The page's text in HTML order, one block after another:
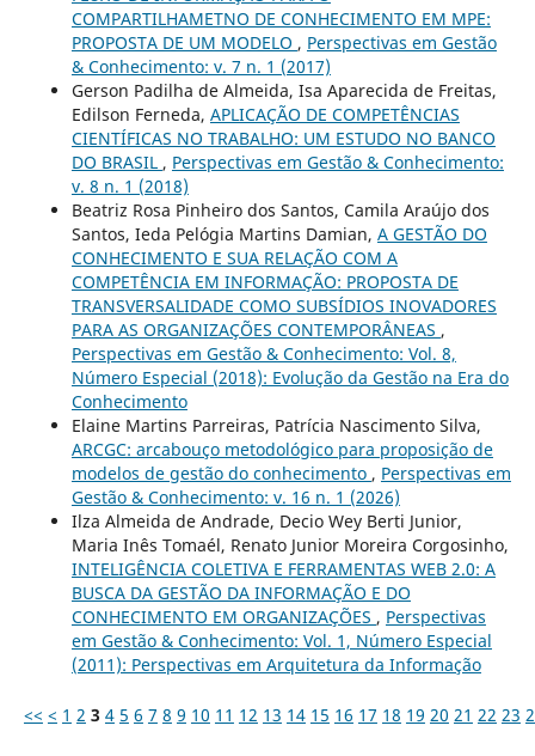
COMPARTILHAMETNO DE CONHECIMENTO EM MPE:
PROPOSTA DE UM MODELO , Perspectivas em Gestão
& Conhecimento: v. 7 n. 1 (2017)
Gerson Padilha de Almeida, Isa Aparecida de Freitas,
Edilson Ferneda, APLICAÇÃO DE COMPETÊNCIAS
CIENTÍFICAS NO TRABALHO: UM ESTUDO NO BANCO
DO BRASIL , Perspectivas em Gestão & Conhecimento:
v. 8 n. 1 (2018)
Beatriz Rosa Pinheiro dos Santos, Camila Araújo dos
Santos, Ieda Pelógia Martins Damian, A GESTÃO DO
CONHECIMENTO E SUA RELAÇÃO COM A
COMPETÊNCIA EM INFORMAÇÃO: PROPOSTA DE
TRANSVERSALIDADE COMO SUBSÍDIOS INOVADORES
PARA AS ORGANIZAÇÕES CONTEMPORÂNEAS ,
Perspectivas em Gestão & Conhecimento: Vol. 8,
Número Especial (2018): Evolução da Gestão na Era do
Conhecimento
Elaine Martins Parreiras, Patrícia Nascimento Silva,
ARCGC: arcabouço metodológico para proposição de
modelos de gestão do conhecimento , Perspectivas em
Gestão & Conhecimento: v. 16 n. 1 (2026)
Ilza Almeida de Andrade, Decio Wey Berti Junior,
Maria Inês Tomaél, Renato Junior Moreira Corgosinho,
INTELIGÊNCIA COLETIVA E FERRAMENTAS WEB 2.0: A
BUSCA DA GESTÃO DA INFORMAÇÃO E DO
CONHECIMENTO EM ORGANIZAÇÕES , Perspectivas
em Gestão & Conhecimento: Vol. 1, Número Especial
(2011): Perspectivas em Arquitetura da Informação
<< < 1 2 3 4 5 6 7 8 9 10 11 12 13 14 15 16 17 18 19 20 21 22 23